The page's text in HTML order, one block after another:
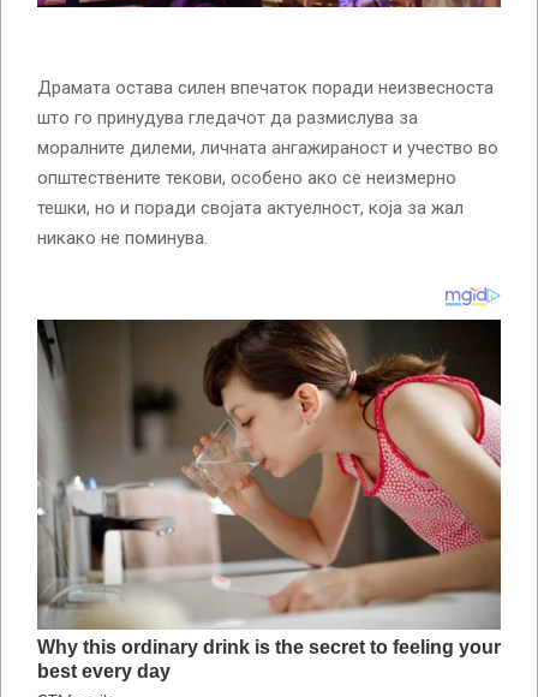
Драмата остава силен впечаток поради неизвесноста
што го принудува гледачот да размислува за
моралните дилеми, личната ангажираност и учество во
општествените текови, особено ако се неизмерно
тешки, но и поради својата актуелност, која за жал
никако не поминува.